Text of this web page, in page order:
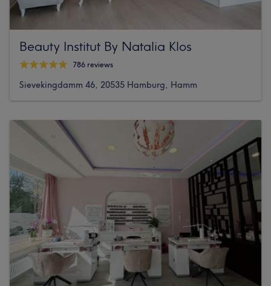
Beauty Institut By Natalia Klos
786 reviews
Sievekingdamm 46, 20535 Hamburg, Hamm